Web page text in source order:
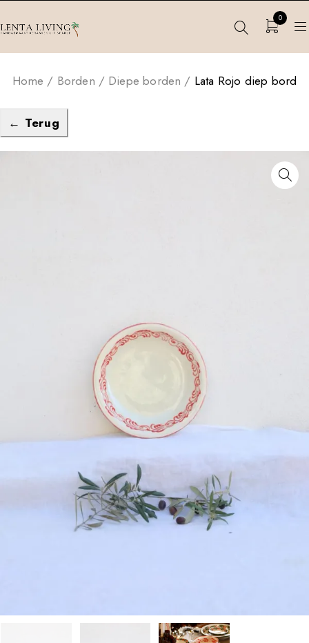
0
Home / Borden / Diepe borden / Lata Rojo diep bord
← Terug